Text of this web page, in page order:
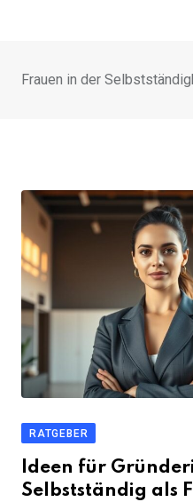
Frauen in der
RATGEBER
Ideen für
Selbstständig als